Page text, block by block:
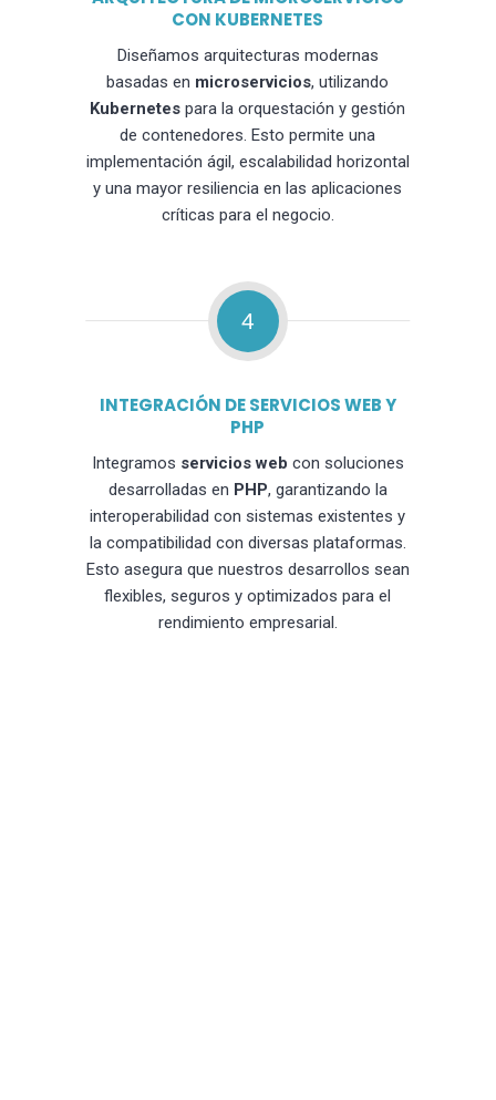
CON KUBERNETES
Diseñamos arquitecturas modernas
basadas en microservicios, utilizando
Kubernetes para la orquestación y gestión
de contenedores. Esto permite una
implementación ágil, escalabilidad horizontal
y una mayor resiliencia en las aplicaciones
críticas para el negocio.
4
INTEGRACIÓN DE SERVICIOS WEB Y
PHP
Integramos servicios web con soluciones
desarrolladas en PHP, garantizando la
interoperabilidad con sistemas existentes y
la compatibilidad con diversas plataformas.
Esto asegura que nuestros desarrollos sean
flexibles, seguros y optimizados para el
rendimiento empresarial.